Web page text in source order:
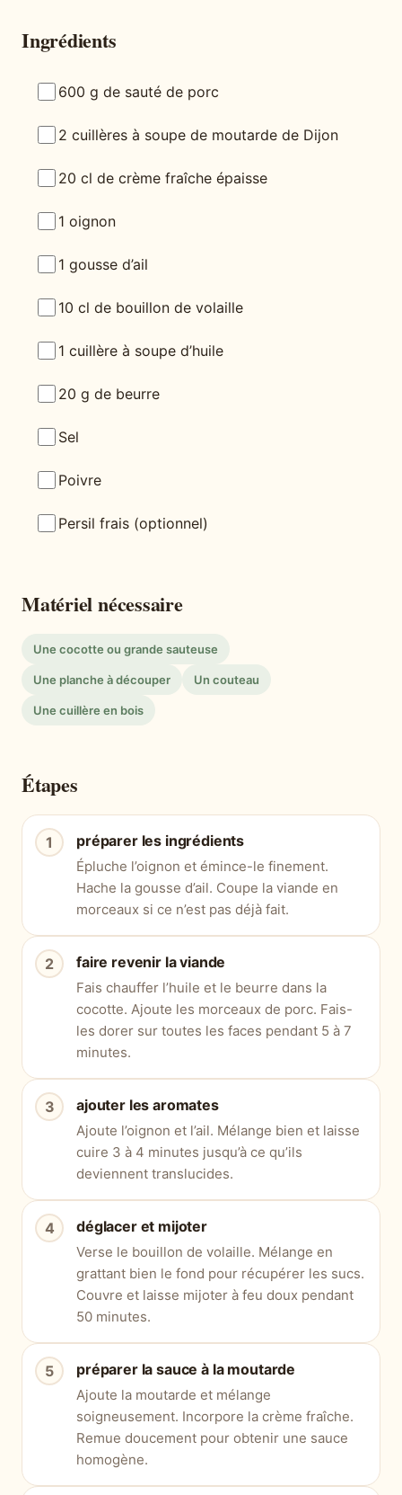
Ingrédients
600 g de sauté de porc
2 cuillères à soupe de moutarde de Dijon
20 cl de crème fraîche épaisse
1 oignon
1 gousse d’ail
10 cl de bouillon de volaille
1 cuillère à soupe d’huile
20 g de beurre
Sel
Poivre
Persil frais (optionnel)
Matériel nécessaire
Une cocotte ou grande sauteuse
Une planche à découper Un couteau
Une cuillère en bois
Étapes
préparer les ingrédients
Épluche l’oignon et émince-le finement.
Hache la gousse d’ail. Coupe la viande en
morceaux si ce n’est pas déjà fait.
faire revenir la viande
Fais chauffer l’huile et le beurre dans la
cocotte. Ajoute les morceaux de porc. Fais-
les dorer sur toutes les faces pendant 5 à 7
minutes.
ajouter les aromates
Ajoute l’oignon et l’ail. Mélange bien et laisse
cuire 3 à 4 minutes jusqu’à ce qu’ils
deviennent translucides.
déglacer et mijoter
Verse le bouillon de volaille. Mélange en
grattant bien le fond pour récupérer les sucs.
Couvre et laisse mijoter à feu doux pendant
50 minutes.
préparer la sauce à la moutarde
Ajoute la moutarde et mélange
soigneusement. Incorpore la crème fraîche.
Remue doucement pour obtenir une sauce
homogène.